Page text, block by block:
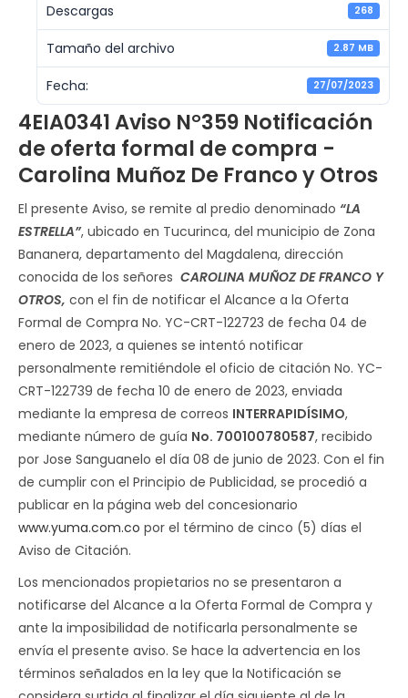
Descargas 268
Tamaño del archivo 2.87 MB
Fecha: 27/07/2023
4EIA0341 Aviso N°359 Notificación
de oferta formal de compra -
Carolina Muñoz De Franco y Otros
El presente Aviso, se remite al predio denominado “LA
ESTRELLA”, ubicado en Tucurinca, del municipio de Zona
Bananera, departamento del Magdalena, dirección
conocida de los señores CAROLINA MUÑOZ DE FRANCO Y
OTROS, con el fin de notificar el Alcance a la Oferta
Formal de Compra No. YC-CRT-122723 de fecha 04 de
enero de 2023, a quienes se intentó notificar
personalmente remitiéndole el oficio de citación No. YC-
CRT-122739 de fecha 10 de enero de 2023, enviada
mediante la empresa de correos INTERRAPIDÍSIMO,
mediante número de guía No. 700100780587, recibido
por Jose Sanguanelo el día 08 de junio de 2023. Con el fin
de cumplir con el Principio de Publicidad, se procedió a
publicar en la página web del concesionario
www.yuma.com.co por el término de cinco (5) días el
Aviso de Citación.
Los mencionados propietarios no se presentaron a
notificarse del Alcance a la Oferta Formal de Compra y
ante la imposibilidad de notificarla personalmente se
envía el presente aviso. Se hace la advertencia en los
términos señalados en la ley que la Notificación se